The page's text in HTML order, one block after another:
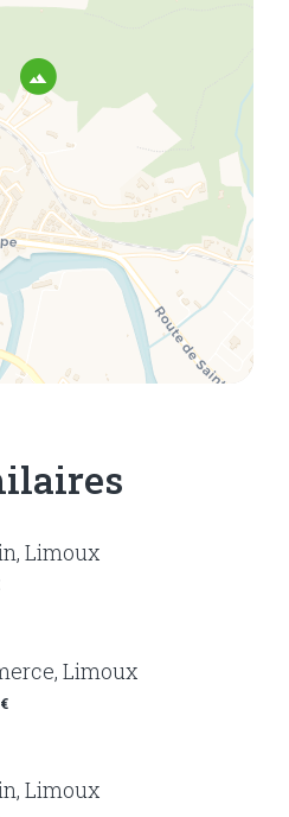
Limoux
Limoux
Limoux